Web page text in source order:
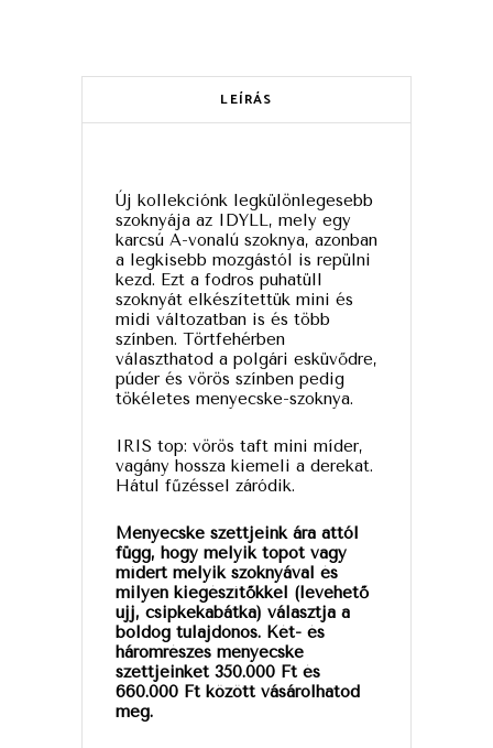
LEÍRÁS
Új kollekciónk legkülönlegesebb
szoknyája az IDYLL, mely egy
karcsú A-vonalú szoknya, azonban
a legkisebb mozgástól is repülni
kezd. Ezt a fodros puhatüll
szoknyát elkészítettük mini és
midi változatban is és több
színben. Törtfehérben
választhatod a polgári esküvődre,
púder és vörös színben pedig
tökéletes menyecske-szoknya.
IRIS top: vörös taft mini míder,
vagány hossza kiemeli a derekat.
Hátul fűzéssel záródik.
Menyecske szettjeink ára attól
függ, hogy melyik topot vagy
mídert melyik szoknyával és
milyen kiegészítőkkel (levehető
ujj, csipkekabátka) választja a
boldog tulajdonos. Két- és
háromrészes menyecske
szettjeinket 350.000 Ft és
660.000 Ft között vásárolhatod
meg.